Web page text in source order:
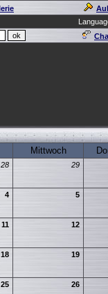
Mittwoch
28 29
4 5
11 12
18 19
25 26